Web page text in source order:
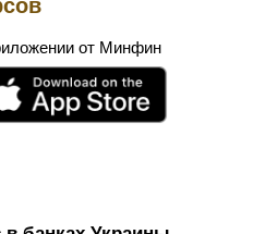
от Минфин